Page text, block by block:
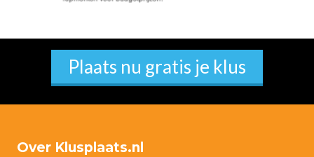
Plaats nu gratis je klus
Over Klusplaats.nl